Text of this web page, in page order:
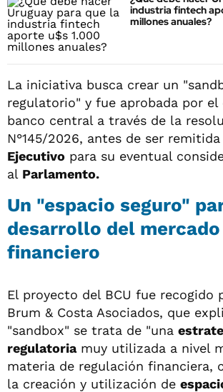
industria fintech
millones anuales?
La iniciativa busca crear un
regulatorio" y fue aprobada por
banco central a través de la
N°145/2026, antes de ser
Ejecutivo para su eventual
al Parlamento.
Un "espacio seguro"
desarrollo del mercado
financiero
El proyecto del BCU fue recogido
Brum & Costa Asociados, que
"sandbox" se trata de "una
regulatoriamuy utilizada a nivel
materia de regulación financiera,
la creación y utilización de